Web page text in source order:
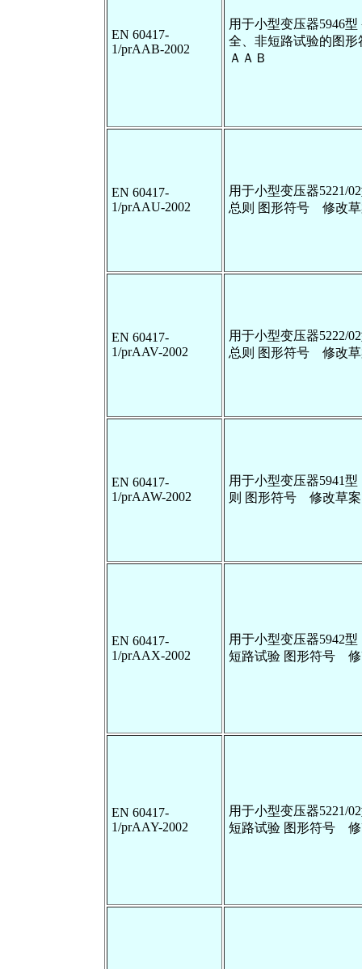
EN 60417-
1/prAAB-2002
用于小型变压器5946
全、非短路试验的图
ＡＡＢ
EN 60417-
1/prAAU-2002
用于小型变压器5221/
总则 图形符号 修改草
EN 60417-
1/prAAV-2002
用于小型变压器5222/
总则 图形符号 修改草
EN 60417-
1/prAAW-2002
用于小型变压器5941
则 图形符号 修改草
EN 60417-
1/prAAX-2002
用于小型变压器5942
短路试验 图形符号 修
EN 60417-
1/prAAY-2002
用于小型变压器5221/
短路试验 图形符号 修